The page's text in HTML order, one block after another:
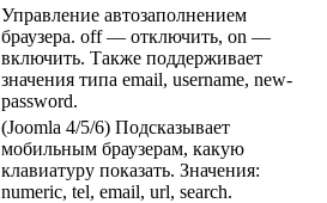
Управление автозаполнением
браузера. off — отключить, on —
включить. Также поддерживает
значения типа email, username, new-
password.
(Joomla 4/5/6) Подсказывает
мобильным браузерам, какую
клавиатуру показать. Значения:
numeric, tel, email, url, search.